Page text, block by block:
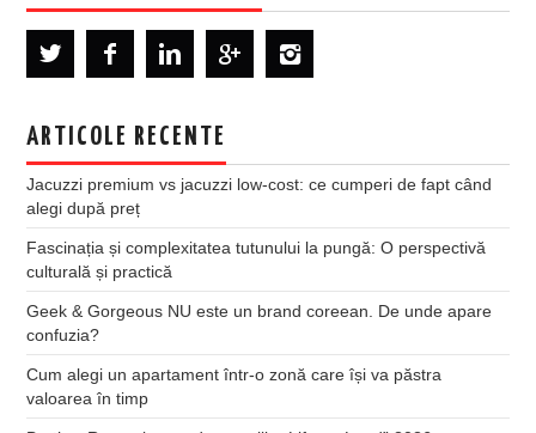
ARTICOLE RECENTE
Jacuzzi premium vs jacuzzi low-cost: ce cumperi de fapt când
alegi după preț
Fascinația și complexitatea tutunului la pungă: O perspectivă
culturală și practică
Geek & Gorgeous NU este un brand coreean. De unde apare
confuzia?
Cum alegi un apartament într-o zonă care își va păstra
valoarea în timp